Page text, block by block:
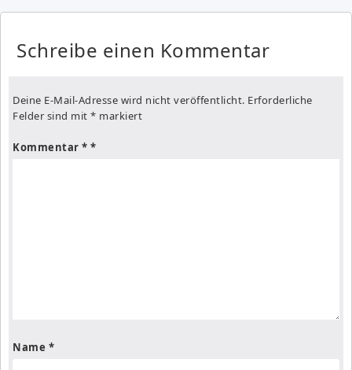
Schreibe einen Kommentar
Deine E-Mail-Adresse wird nicht veröffentlicht. Erforderliche
Felder sind mit * markiert
Kommentar *
Name *